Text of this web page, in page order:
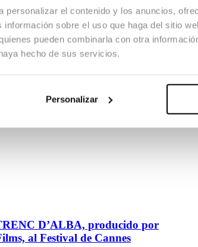
personalizar el contenido y los anuncios,
sobre el uso que haga del sitio
pueden combinarla con otra
hecho de sus servicios.
Personalizar
D’ALBA, producido por
al Festival de Cannes